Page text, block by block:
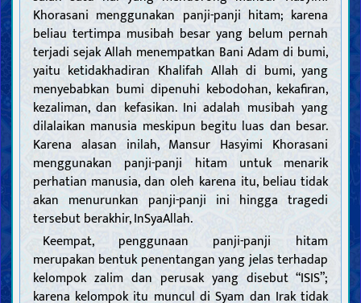
Khorasani menggunakan panji-panji hitam; karena
beliau tertimpa musibah besar yang belum pernah
terjadi sejak Allah menempatkan Bani Adam di bumi,
yaitu ketidakhadiran Khalifah Allah di bumi, yang
menyebabkan bumi dipenuhi kebodohan, kekafiran,
kezaliman, dan kefasikan. Ini adalah musibah yang
dilalaikan manusia meskipun begitu luas dan besar.
Karena alasan inilah, Mansur Hasyimi Khorasani
menggunakan panji-panji hitam untuk menarik
perhatian manusia, dan oleh karena itu, beliau tidak
akan menurunkan panji-panji ini hingga tragedi
tersebut berakhir, InSyaAllah.
Keempat, penggunaan panji-panji hitam
merupakan bentuk penentangan yang jelas terhadap
kelompok zalim dan perusak yang disebut “ISIS”;
karena kelompok itu muncul di Syam dan Irak tidak